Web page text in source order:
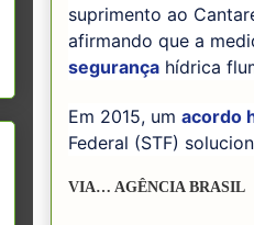
suprimento ao
afirmando que a
segurança hídrica
Em 2015, um acordo
Federal (STF)
VIA… AGÊNCIA BRASIL